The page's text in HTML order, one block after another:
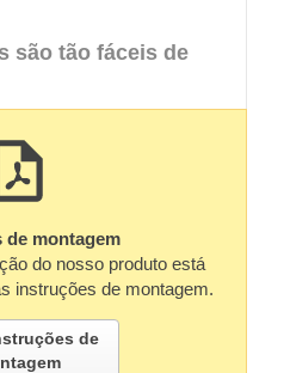
são tão fáceis de
de montagem
do nosso produto está
instruções de montagem.
de